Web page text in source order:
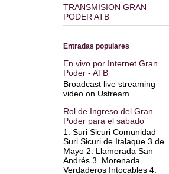
TRANSMISION GRAN
PODER ATB
Entradas populares
En vivo por Internet Gran
Poder - ATB
Broadcast live streaming
video on Ustream
Rol de Ingreso del Gran
Poder para el sabado
1. Suri Sicuri Comunidad
Suri Sicuri de Italaque 3 de
Mayo 2. Llamerada San
Andrés 3. Morenada
Verdaderos Intocables 4.